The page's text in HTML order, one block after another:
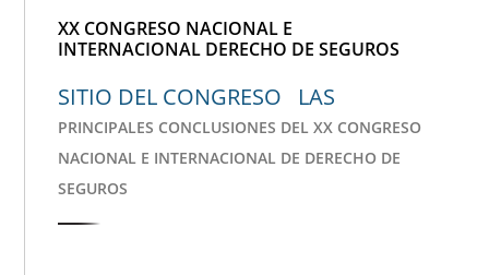
XX CONGRESO NACIONAL E
INTERNACIONAL DERECHO DE SEGUROS
SITIO DEL CONGRESO LAS
PRINCIPALES CONCLUSIONES DEL XX CONGRESO
NACIONAL E INTERNACIONAL DE DERECHO DE
SEGUROS